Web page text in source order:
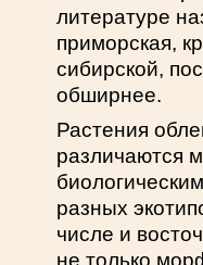
литературе
приморская,
сибирской,
обширнее.
Растения
различаются
разных
числе и
не только